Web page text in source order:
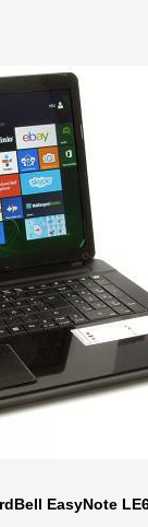
EasyNote